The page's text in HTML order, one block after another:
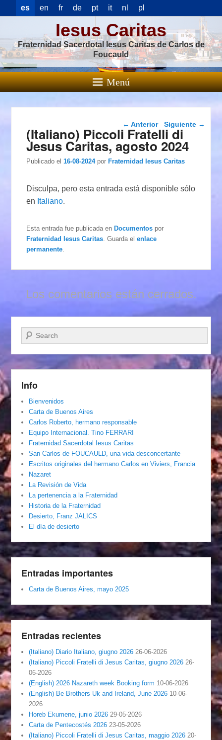
es en fr de pt it nl pl
Iesus Caritas
Fraternidad Sacerdotal Iesus Caritas de Carlos de
Foucauld
Menú
Navegación de
entradas
← Anterior Siguiente →
(Italiano) Piccoli Fratelli di
Jesus Caritas, agosto 2024
Publicado el 16-08-2024 porFraternidad Iesus Caritas
Disculpa, pero esta entrada está disponible sólo
en Italiano.
Esta entrada fue publicada enDocumentos por
Fraternidad Iesus Caritas . Guarda elenlace
permanente
Los comentarios están cerrados.
Buscar
Info
Bienvenidos
Carta de Buenos Aires
Carlos Roberto, hermano responsable
Equipo Internacional. Tino FERRARI
Fraternidad Sacerdotal Iesus Caritas
San Carlos de FOUCAULD, una vida desconcertante
Escritos originales del hermano Carlos en Viviers, Francia
Nazaret
La Revisión de Vida
La pertenencia a la Fraternidad
Historia de la Fraternidad
Desierto, Franz JALICS
El día de desierto
Entradas importantes
Carta de Buenos Aires, mayo 2025
Entradas recientes
(Italiano) Diario Italiano, giugno 2026 26-06-2026
(Italiano) Piccoli Fratelli di Jesus Caritas, giugno 2026 26-
06-2026
(English) 2026 Nazareth week Booking form 10-06-2026
(English) Be Brothers Uk and Ireland, June 2026 10-06-
2026
Horeb Ekumene, junio 2026 29-05-2026
Carta de Pentecostés 2026 23-05-2026
(Italiano) Piccoli Fratelli di Jesus Caritas, maggio 2026 20-